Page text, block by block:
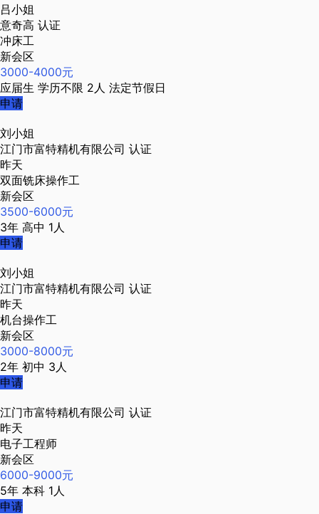
吕小姐
意奇高 认证
冲床工
新会区
3000-4000元
应届生 学历不限 2人 法定节假日
申请
刘小姐
江门市富特精机有限公司 认证
昨天
双面铣床操作工
新会区
3500-6000元
3年 高中 1人
申请
刘小姐
江门市富特精机有限公司 认证
昨天
机台操作工
新会区
3000-8000元
2年 初中 3人
申请
江门市富特精机有限公司 认证
昨天
电子工程师
新会区
6000-9000元
5年 本科 1人
申请